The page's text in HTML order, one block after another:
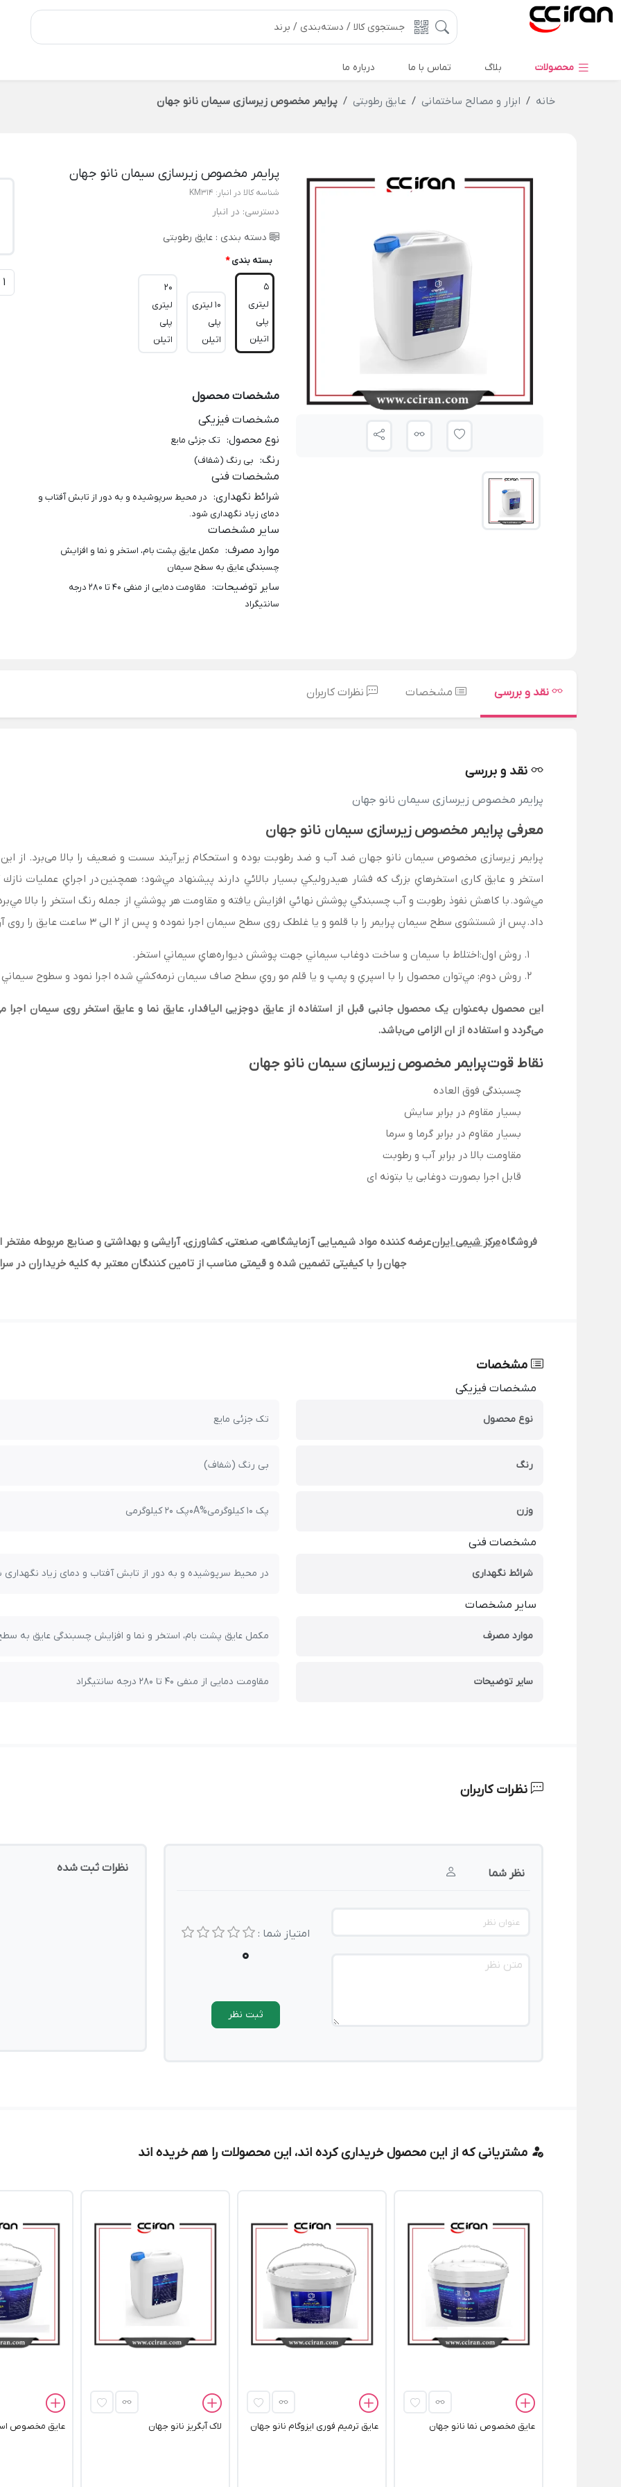
محصولات بلاگ تماس با ما درباره ما
خانه ابزار و مصالح ساختمانی عایق رطوبتی پرایمر مخصوص زیرسازی سیمان نانو جهان
پرایمر مخصوص زیرسازی سیمان نانو جهان
شناسه کالا در انبار: KM314
دسترسی: در انبار
دسته بندی :عایق رطوبتی
بسته بندی *
5
لیتری
پلی
اتیلن
10 لیتری
پلی
اتیلن
20
لیتری
پلی
اتیلن
مشخصات محصول
مشخصات فیزیکی
نوع محصول: تک جزئی مایع
رنگ: بی رنگ (شفاف)
مشخصات فنی
شرائط نگهداری: در محیط سرپوشیده و به دور از تابش آفتاب و
دمای زیاد نگهداری شود.
سایر مشخصات
موارد مصرف: مکمل عایق پشت بام، استخر و نما و افزایش
چسبندگی عایق به سطح سیمان
سایر توضیحات:
مقاومت دمایی از منفی 40 تا 280 درجه
سانتیگراد
نقد و بررسی مشخصات نظرات کاربران
نقد و بررسی
پرایمر مخصوص زیرسازی سیمان نانو جهان
معرفی پرایمر مخصوص زیرسازی سیمان نانو جهان
پرایمر زیرسازی مخصوص سیمان نانو جهان ضد آب و ضد رطوبت بوده و استحکام زیرآیند سست و ضعیف را بالا می‌برد. از
استخر و عایق کاری استخرهاي بزرگ كه فشار هيدروليكي بسيار بالائي دارند پيشنهاد مي‌شود؛ همچنین در اجراي عمليات
مي‌شود. با كاهش نفوذ رطوبت و آب چسبندگي پوشش نهائي افزايش يافته و مقاومت هر پوششي از جمله رنگ استخر را بالا
داد. پس از شستشوی سطح سیمان پرایمر را با قلمو و یا غلطک روی سطح سیمان اجرا نموده و پس از 2 الی 3 ساعت عایق را روی آن اجرا کنید.
روش اول:اختلاط با سيمان و ساخت دوغاب سيماني جهت پوشش ديواره‌هاي سيماني استخر.
روش دوم: مي‌توان محصول را با اسپري و پمپ و يا قلم مو روي سطح صاف سيمان نرمه‌كشي شده اجرا نمود و سطوح سيماني
این محصول به‌عنوان یک محصول جانبی قبل از استفاده از عایق دوجزیی الیافدار، عایق نما و عایق استخر روی سیمان
می‌گردد و استفاده از ان الزامی می‌باشد.
نقاط قوتپرایمر مخصوص زیرسازی سیمان نانو جهان
چسبندگی فوق العاده
بسیار مقاوم در برابر سایش
بسیار مقاوم در برابر گرما و سرما
مقاومت بالا در برابر آب و رطوبت
قابل اجرا بصورت دوغابی یا بتونه ای
فروشگاهمرکز شیمی ایرانعرضه کننده مواد شیمیایی آزمایشگاهی، صنعتی، کشاورزی، آرایشی و بهداشتی و صنایع مربوطه
جهان را با کیفیتی تضمین شده و قیمتی مناسب از تامین کنندگان معتبر به کلیه خریداران در
مشخصات
مشخصات فیزیکی
نوع محصول تک جزئی مایع
رنگ بی رنگ (شفاف)
وزن پک 10 کیلوگرمی%0Aپک 20 کیلوگرمی
مشخصات فنی
شرائط نگهداری در محیط سرپوشیده و به دور از تابش آفتاب و دمای زیاد نگهداری
سایر مشخصات
موارد مصرف مکمل عایق پشت بام، استخر و نما و افزایش چسبندگی عایق به
سایر توضیحات مقاومت دمایی از منفی 40 تا 280 درجه سانتیگراد
نظرات کاربران
نظر شما
امتیاز شما :
0
ثبت نظر
نظرات ثبت شده
مشتریانی که از این محصول خریداری کرده اند، این محصولات را هم خریده اند
عایق مخصوص نما نانو جهان عایق ترمیم فوری ایزوگام نانو جهان لاک آبگریز نانو جهان عایق مخصوص